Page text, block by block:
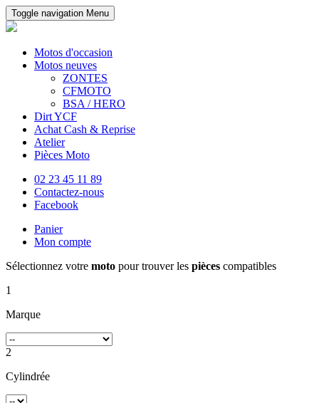
Toggle navigation Menu
Motos d'occasion
Motos neuves
ZONTES
CFMOTO
BSA / HERO
Dirt YCF
Achat Cash & Reprise
Atelier
Pièces Moto
02 23 45 11 89
Contactez-nous
Facebook
Panier
Mon compte
Sélectionnez votre moto pour trouver les pièces compatibles
1
Marque
2
Cylindrée